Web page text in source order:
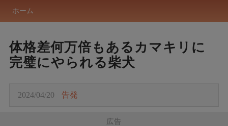
ホーム
体格差何万倍もあるカマキリに
完璧にやられる柴犬
2024/04/20 告発
広告